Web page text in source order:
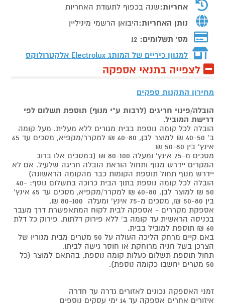
אחריות:שנה בכפוף לתעודת האחריות
נותן האחריות:היבואן הרשמי מיניליין
מס' תשלומים: 12
למגוון כיריים של המותג Electrolux אלקטרולוקס
לצפייה בתנאי אספקה
מחירון התקנות ספקים
הובלה/פינוי חריגים (לרבות ע"י מנוף) תוספת תשלום לפי
דרישת המוביל.
הובלה לכל קומה נוספת בבית מגורים ללא מעלית. מעל קומה
ב' 40-50 ₪ למוצר לבן, 60-80 ₪ למקרר/מקפיא, מסכים עד 65
אינץ' בין 50-80 ₪
מסכים מ-75 אינץ' ומעלה 80-100 ₪ (במסכים אלו ברוב
המקרים יידרש מנוף ותחול הוראת הובלה חריגה שלעיל. אם לא
יידרש מנוף תחול תוספת הקומות כבר מהקומה הראשונה)
הובלה לכל קומה נוספת בתוך הבית כרוכה בתשלום נוסף: 40-
50 ₪ למוצר לבן, 60-80 ₪ למקרר/מקפיא, מסכים עד 65 אינץ'
בין 50-80 ₪, מסכים מ-75 אינץ' ומעלה 80-100 ₪.
אספקת מקררים - אספקה לבית לקוח המתאפשרת דרך מעבר
בכניסה הראשית עד קומה ב' ללא פירוק דלתות, פירוק כל דלת
60 ₪ תוספת למוביל בבית.
באם קיים מרחק הליכה העולה על 50 מטרים מבית מגוריו של
הצרכן בשל חניה מרוחקת או חוסר גישה לביתו,
תחול תוספת תשלום כעלות קומה נוספת, בהתאם למוצר (כל
50 מטרים יחשבו כקומה נוספת).
זמני האספקה נכונים לאזורים גדרה עד חדרה
איזורים אחרים אספקה עד 14 ימי עסקים נוספים